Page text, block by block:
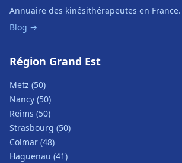
Annuaire des kinésithérapeutes en France.
Blog →
Région Grand Est
Metz (50)
Nancy (50)
Reims (50)
Strasbourg (50)
Colmar (48)
Haguenau (41)